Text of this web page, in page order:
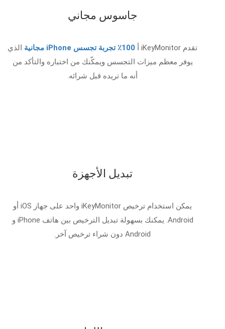
جاسوس مجاني
تقدم iKeyMonitor أ
الذي
يوفر معظم ميزات التجسس ويمكّنك من اختباره والتأكد من
أنه ما تريده قبل شرائه.
تبديل الأجهزة
يمكن استخدام ترخيص iKeyMonitor واحد على جهاز iOS أو
Android. يمكنك بسهولة تبديل الترخيص بين هاتف iPhone و
Android دون شراء ترخيص آخر.